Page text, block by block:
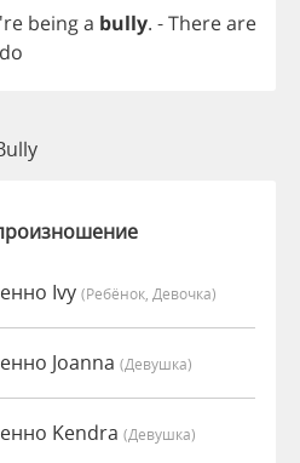
beinga bully. -Thereare
do
Ivy (Ребёнок, Девочка)
Joanna (девушка)
Kendra (девушка)